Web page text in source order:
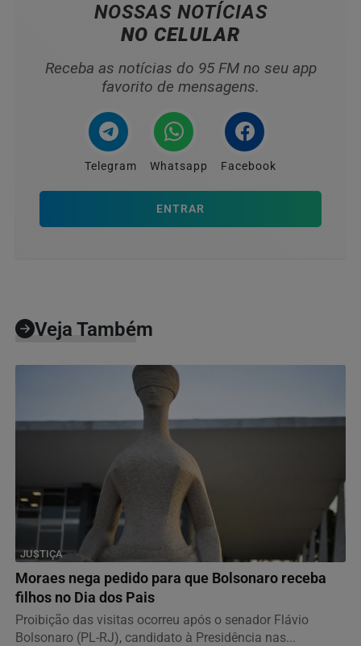
NOSSAS NOTÍCIAS
NO CELULAR
Receba as notícias do 95 FM no seu app
favorito de mensagens.
Telegram Whatsapp Facebook
ENTRAR
Veja Também
JUSTIÇA
Moraes nega pedido para que Bolsonaro receba
filhos no Dia dos Pais
Proibição das visitas ocorreu após o senador Flávio
Bolsonaro (PL-RJ), candidato à Presidência nas...